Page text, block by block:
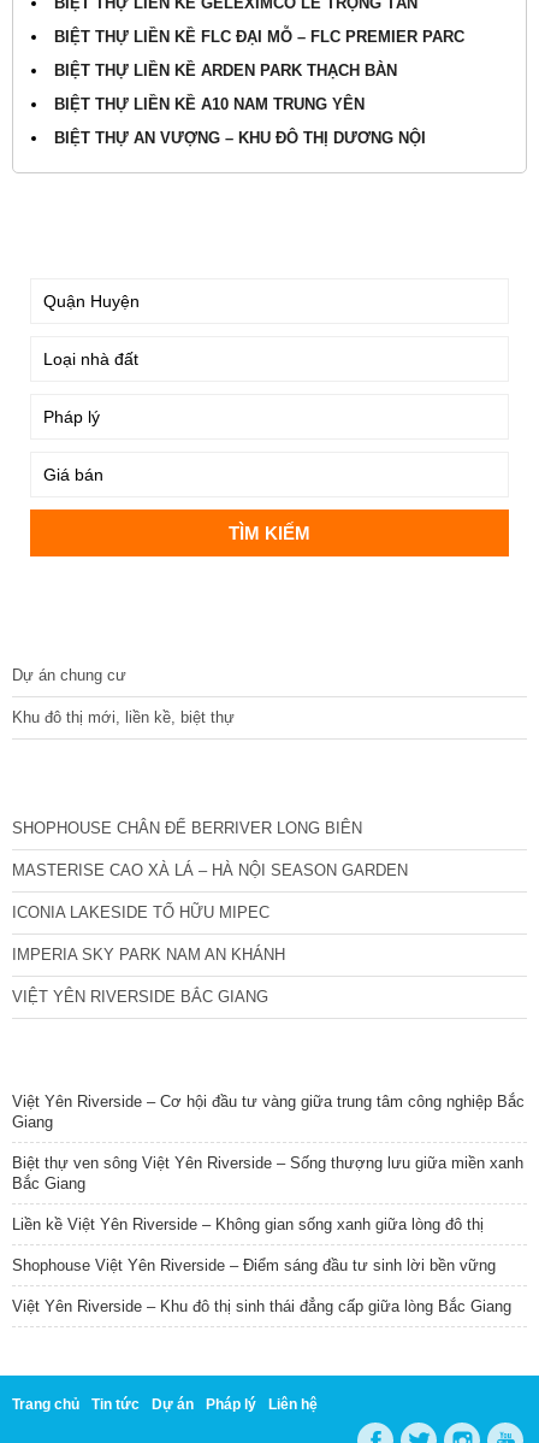
BIỆT THỰ LIỀN KỀ FLC ĐẠI MỖ – FLC PREMIER PARC
BIỆT THỰ LIỀN KỀ ARDEN PARK THẠCH BÀN
BIỆT THỰ LIỀN KỀ A10 NAM TRUNG YÊN
BIỆT THỰ AN VƯỢNG – KHU ĐÔ THỊ DƯƠNG NỘI
Dự án chung cư
Khu đô thị mới, liền kề, biệt thự
SHOPHOUSE CHÂN ĐẾ BERRIVER LONG BIÊN
MASTERISE CAO XÀ LÁ – HÀ NỘI SEASON GARDEN
ICONIA LAKESIDE TỐ HỮU MIPEC
IMPERIA SKY PARK NAM AN KHÁNH
VIỆT YÊN RIVERSIDE BẮC GIANG
Việt Yên Riverside – Cơ hội đầu tư vàng giữa trung tâm công nghiệp Bắc
Giang
Biệt thự ven sông Việt Yên Riverside – Sống thượng lưu giữa miền xanh
Bắc Giang
Liền kề Việt Yên Riverside – Không gian sống xanh giữa lòng đô thị
Shophouse Việt Yên Riverside – Điểm sáng đầu tư sinh lời bền vững
Việt Yên Riverside – Khu đô thị sinh thái đẳng cấp giữa lòng Bắc Giang
Trang chủ Tin tức Dự án Pháp lý Liên hệ